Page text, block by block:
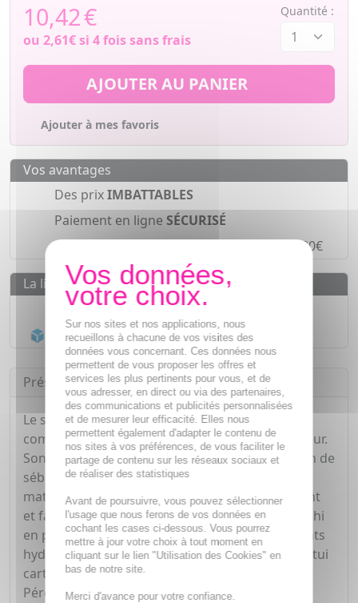
10,42€
ou 2,61€si 4 fois sans frais
Quantité :
AJOUTER AU PANIER
Ajouter à mes favoris
Vos avantages
Des prixIMBATTABLES
Paiement en ligne SÉCURISÉ
Paiement en
à partir de 30€
La livraison
Livraison gratuite dès55€
Acheminement Chronopost en 24h*
Présentation
Le soin anti-imperfections Exfoliac corrige et
comble les imperfections cutanées en profondeur.
Son action séborégulatrice équilibre la secrétion de
sébum. Séborégulateur, antibactérien, purifiant,
matifiant et hydratant. Corrige, masque, prévient
et favorise l'élimination des imperfections. Enrichi
en pigments naturels, en microéponges et agents
hydratants. Conditionnement : tube plastique, étui
carton.
Péremption après ouverture : 12 mois.
Sur nos sites et nos applications, nous
recueillons à chacune de vos visites des
données vous concernant. Ces données nous
permettent de vous proposer les offres et
services les plus pertinents pour vous, et de
vous adresser, en direct ou via des partenaires,
des communications et publicités personnalisées
et de mesurer leur efficacité. Elles nous
permettent également d'adapter le contenu de
nos sites à vos préférences, de vous faciliter le
partage de contenu sur les réseaux sociaux et
de réaliser des statistiques
Avant de poursuivre, vous pouvez sélectionner
l'usage que nous ferons de vos données en
cochant les cases ci-dessous. Vous pourrez
mettre à jour votre choix à tout moment en
cliquant sur le lien "Utilisation des Cookies" en
bas de notre site.
Merci d'avance pour votre confiance.